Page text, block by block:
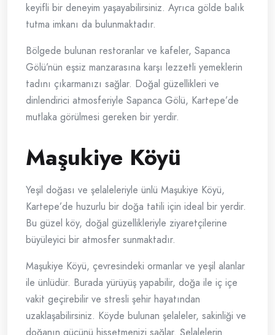
keyifli bir deneyim yaşayabilirsiniz. Ayrıca gölde balık
tutma imkanı da bulunmaktadır.
Bölgede bulunan restoranlar ve kafeler, Sapanca
Gölü’nün eşsiz manzarasına karşı lezzetli yemeklerin
tadını çıkarmanızı sağlar. Doğal güzellikleri ve
dinlendirici atmosferiyle Sapanca Gölü, Kartepe’de
mutlaka görülmesi gereken bir yerdir.
Maşukiye Köyü
Yeşil doğası ve şelaleleriyle ünlü Maşukiye Köyü,
Kartepe’de huzurlu bir doğa tatili için ideal bir yerdir.
Bu güzel köy, doğal güzellikleriyle ziyaretçilerine
büyüleyici bir atmosfer sunmaktadır.
Maşukiye Köyü, çevresindeki ormanlar ve yeşil alanlar
ile ünlüdür. Burada yürüyüş yapabilir, doğa ile iç içe
vakit geçirebilir ve stresli şehir hayatından
uzaklaşabilirsiniz. Köyde bulunan şelaleler, sakinliği ve